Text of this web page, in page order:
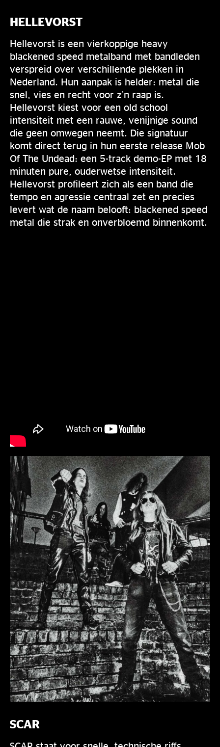
HELLEVORST
Hellevorst is een vierkoppige heavy
blackened speed metalband met bandleden
verspreid over verschillende plekken in
Nederland. Hun aanpak is helder: metal die
snel, vies en recht voor z’n raap is.
Hellevorst kiest voor een old school
intensiteit met een rauwe, venijnige sound
die geen omwegen neemt. Die signatuur
komt direct terug in hun eerste release Mob
Of The Undead: een 5-track demo-EP met 18
minuten pure, ouderwetse intensiteit.
Hellevorst profileert zich als een band die
tempo en agressie centraal zet en precies
levert wat de naam belooft: blackened speed
metal die strak en onverbloemd binnenkomt.
SCAR